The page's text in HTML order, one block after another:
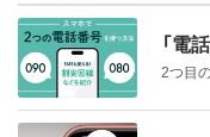
「電
2つ目